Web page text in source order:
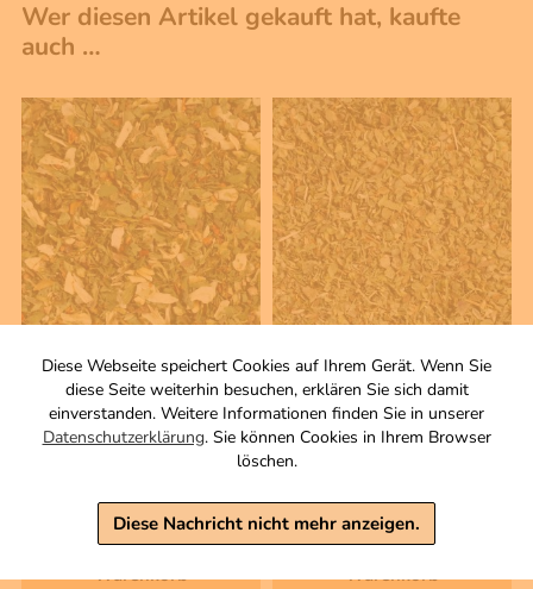
Diese Webseite speichert Cookies auf Ihrem Gerät. Wenn Sie
diese Seite weiterhin besuchen, erklären Sie sich damit
einverstanden. Weitere Informationen finden Sie in unserer
Datenschutzerklärung. Sie können Cookies in Ihrem Browser
löschen.
Diese Nachricht nicht mehr anzeigen.
Wer diesen Artikel gekauft hat, kaufte
auch …
50 g
Griechische Kräuter
Gewürzmischung
Zutaten
inkl. MwSt, zzgl. Versand
Grundpreis 1 KG: 70,00 €
Warenkorb
45 g
Italienische Küchenkräuter
Gewürzmischung
Zutaten
3,50 €
Grundpreis 1 KG: 77,78 €
Warenkorb